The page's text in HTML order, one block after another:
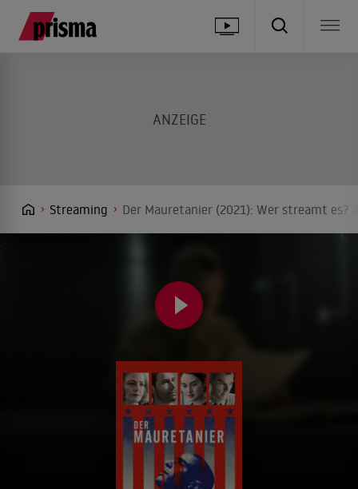
Streaming Der Mauretanier (2021): Wer streamt es?